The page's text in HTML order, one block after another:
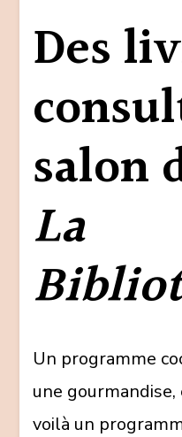
Des
salon
La
Un programme
une
voilà un